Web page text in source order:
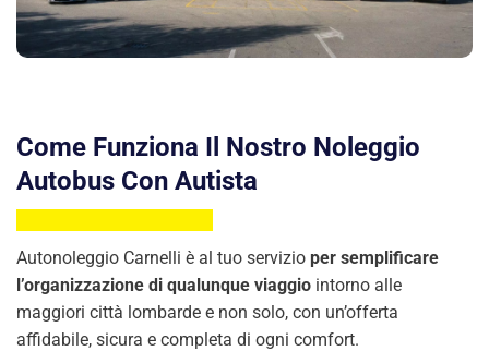
Come Funziona Il Nostro Noleggio
Autobus Con Autista
Autonoleggio Carnelli è al tuo servizio per semplificare
l’organizzazione di qualunque viaggio intorno alle
maggiori città lombarde e non solo, con un’offerta
affidabile, sicura e completa di ogni comfort.